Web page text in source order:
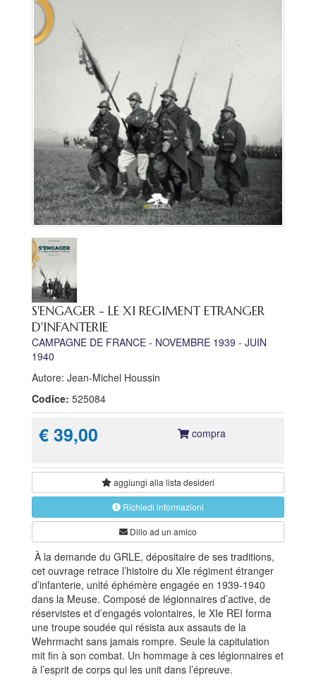
S'ENGAGER - LE XI REGIMENT ETRANGER
D'INFANTERIE
CAMPAGNE DE FRANCE - NOVEMBRE 1939 - JUIN
1940
Autore: Jean-Michel Houssin
Codice: 525084
€ 39,00 compra
aggiungi alla lista desideri
Richiedi informazioni
Dillo ad un amico
À la demande du GRLE, dépositaire de ses traditions,
cet ouvrage retrace l’histoire du XIe régiment étranger
d’infanterie, unité éphémère engagée en 1939-1940
dans la Meuse. Composé de légionnaires d’active, de
réservistes et d’engagés volontaires, le XIe REI forma
une troupe soudée qui résista aux assauts de la
Wehrmacht sans jamais rompre. Seule la capitulation
mit fin à son combat. Un hommage à ces légionnaires et
à l’esprit de corps qui les unit dans l’épreuve.